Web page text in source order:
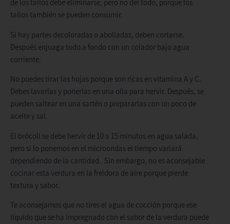
de los tallos debe eliminarse, pero no del todo, porque los
tallos también se pueden consumir.
Si hay partes decoloradas o abolladas, deben cortarse.
Después enjuaga todo a fondo con un colador bajo agua
corriente.
No puedes tirar las hojas porque son ricas en vitamina A y C.
Debes lavarlas y ponerlas en una olla para hervir. Después, se
pueden saltear en una sartén o prepararlas con un poco de
aceite y sal.
El brócoli se debe hervir de 10 a 15 minutos en agua salada,
pero si lo ponemos en el microondas el tiempo variará
dependiendo de la cantidad. Sin embargo, no es aconsejable
cocinar esta verdura en la freidora de aire porque pierde
textura y sabor.
Te aconsejamos que no tires el agua de cocción porque ese
líquido que se ha impregnado con el sabor de la verdura puede